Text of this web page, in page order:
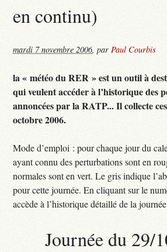
en continu)
mardi 7 novembre 2006,parPaul Courbis
la « météo du RER » est un outil à
qui veulent accéder à l’historique des
annoncées par la RATP... Il collecte
octobre 2006.
Mode d’emploi : pour chaque jour du
ayant connu des perturbations sont en
normales sont en vert. Le gris indique
pour cette journée. En cliquant sur le
accède à l’historique détaillé de la
Journée du 29/